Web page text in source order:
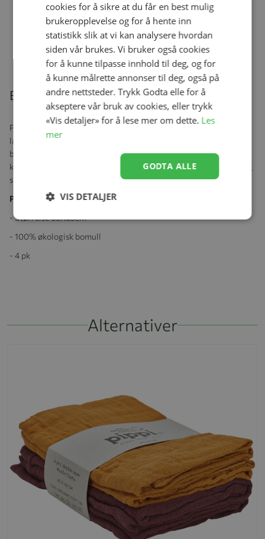
Solbriller, Ki ET LA, 0-1 år, Diabola,
Khaki
Beskrivelse
Praktiske gasskluter som kan brukes til det meste! Gassklutene er
laget av deilig økologisk bomull og materialet er mykt og
behagelig mot huden.
De er supre å bruke som gulpekluter,
kosefille og underlag for å beskytte madrass og annet mot gulp og
sikkel.
Produktspesifikasjoner:
- Størrelse 65X65cm
- 100% økologisk bomull
- 4 pk
Alternativer
cookies for å sikre at du får en best mulig
brukeropplevelse og for å hente inn
statistikk slik at vi kan analysere hvordan
siden vår brukes. Vi bruker også cookies
for å kunne tilpasse innhold til deg, og for
å kunne målrette annonser til deg, også på
andre nettsteder. Trykk Godta elle for å
akseptere vår bruk av cookies, eller trykk
«Vis detaljer» for å lese mer om dette. Les
mer
GODTA ALLE
VIS DETALJER